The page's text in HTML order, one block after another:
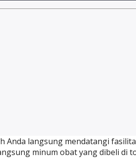
Anda langsung mendatangi
minum obat yang dibeli di